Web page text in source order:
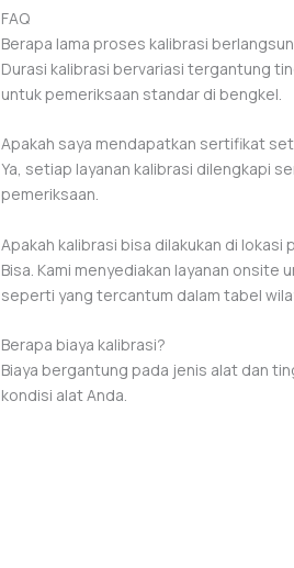
FAQ
Berapa lama proses kalibrasi
Durasi kalibrasi bervariasi tergantung
untuk pemeriksaan standar di bengkel.
Apakah saya mendapatkan sertifikat
Ya, setiap layanan kalibrasi dilengkapi
pemeriksaan.
Apakah kalibrasi bisa dilakukan di lokasi
Bisa. Kami menyediakan layanan
seperti yang tercantum dalam tabel
Berapa biaya kalibrasi?
Biaya bergantung pada jenis alat dan
kondisi alat Anda.